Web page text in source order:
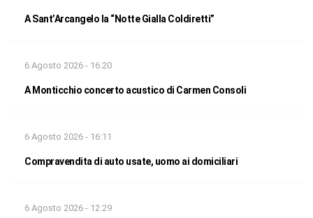
A Sant’Arcangelo la “Notte Gialla Coldiretti”
6 Agosto 2026 - 16:20
A Monticchio concerto acustico di Carmen Consoli
6 Agosto 2026 - 16:11
Compravendita di auto usate, uomo ai domiciliari
6 Agosto 2026 - 12:29